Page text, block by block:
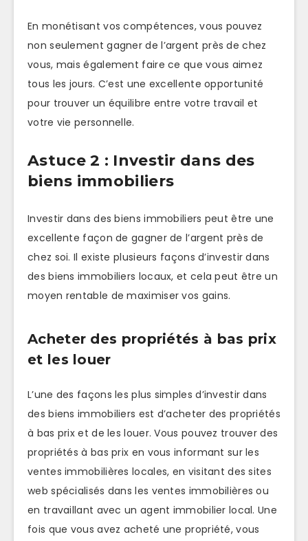
En monétisant vos compétences, vous pouvez
non seulement gagner de l’argent près de chez
vous, mais également faire ce que vous aimez
tous les jours. C’est une excellente opportunité
pour trouver un équilibre entre votre travail et
votre vie personnelle.
Astuce 2 : Investir dans des
biens immobiliers
Investir dans des biens immobiliers peut être une
excellente façon de gagner de l’argent près de
chez soi. Il existe plusieurs façons d’investir dans
des biens immobiliers locaux, et cela peut être un
moyen rentable de maximiser vos gains.
Acheter des propriétés à bas prix
et les louer
L’une des façons les plus simples d’investir dans
des biens immobiliers est d’acheter des propriétés
à bas prix et de les louer. Vous pouvez trouver des
propriétés à bas prix en vous informant sur les
ventes immobilières locales, en visitant des sites
web spécialisés dans les ventes immobilières ou
en travaillant avec un agent immobilier local. Une
fois que vous avez acheté une propriété, vous